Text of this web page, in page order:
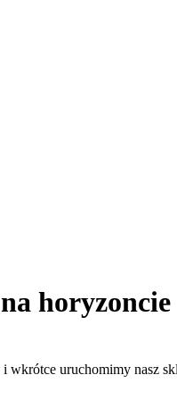
horyzoncie
wkrótce uruchomimy nasz